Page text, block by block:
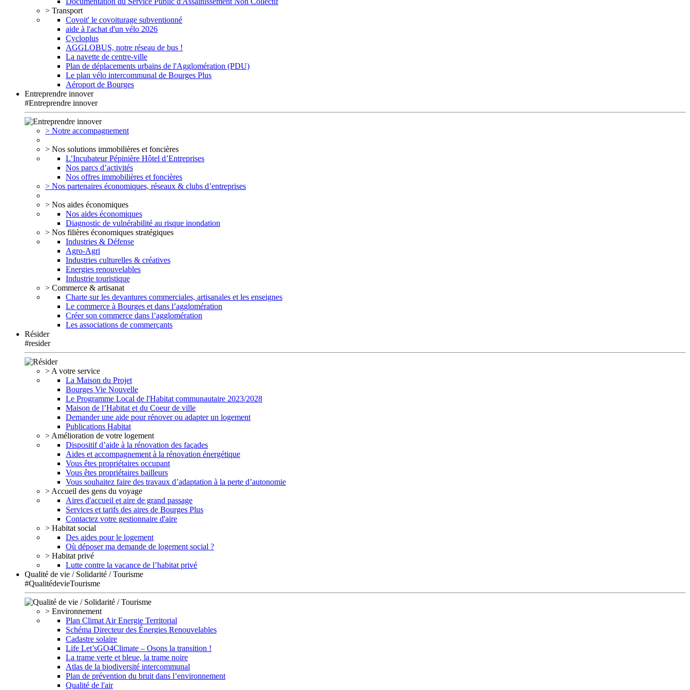
> Transport
Covoit' le covoiturage subventionné
aide à l'achat d'un vélo 2026
Cycloplus
AGGLOBUS, notre réseau de bus !
La navette de centre-ville
Plan de déplacements urbains de l'Agglomération (PDU)
Le plan vélo intercommunal de Bourges Plus
Aéroport de Bourges
Entreprendre innover
#Entreprendre innover
> Notre accompagnement
> Nos solutions immobilières et foncières
L’Incubateur Pépinière Hôtel d’Entreprises
Nos parcs d’activités
Nos offres immobilières et foncières
> Nos partenaires économiques, réseaux & clubs d’entreprises
> Nos aides économiques
Nos aides économiques
Diagnostic de vulnérabilité au risque inondation
> Nos filières économiques stratégiques
Industries & Défense
Agro-Agri
Industries culturelles & créatives
Energies renouvelables
Industrie touristique
> Commerce & artisanat
Charte sur les devantures commerciales, artisanales et les enseignes
Le commerce à Bourges et dans l’agglomération
Créer son commerce dans l’agglomération
Les associations de commerçants
Résider
#resider
> A votre service
La Maison du Projet
Bourges Vie Nouvelle
Le Programme Local de l'Habitat communautaire 2023/2028
Maison de l’Habitat et du Coeur de ville
Demander une aide pour rénover ou adapter un logement
Publications Habitat
> Amélioration de votre logement
Dispositif d’aide à la rénovation des façades
Aides et accompagnement à la rénovation énergétique
Vous êtes propriétaires occupant
Vous êtes propriétaires bailleurs
Vous souhaitez faire des travaux d’adaptation à la perte d’autonomie
> Accueil des gens du voyage
Aires d'accueil et aire de grand passage
Services et tarifs des aires de Bourges Plus
Contactez votre gestionnaire d'aire
> Habitat social
Des aides pour le logement
Où déposer ma demande de logement social ?
> Habitat privé
Lutte contre la vacance de l’habitat privé
Qualité de vie / Solidarité / Tourisme
#QualitédevieTourisme
> Environnement
Plan Climat Air Energie Territorial
Schéma Directeur des Énergies Renouvelables
Cadastre solaire
Life Let’sGO4Climate – Osons la transition !
La trame verte et bleue, la trame noire
Atlas de la biodiversité intercommunal
Plan de prévention du bruit dans l’environnement
Qualité de l'air